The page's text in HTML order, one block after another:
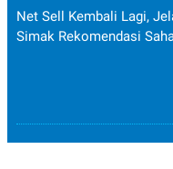
Net Sell Kembali Lagi,
Simak Rekomendasi